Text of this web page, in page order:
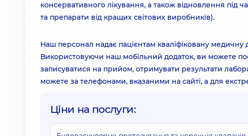
консервативного лікування, а також відновлення під
та препарати від кращих світових виробників).
Наш персонал надає пацієнтам кваліфіковану
Використовуючи наш мобільний додаток, ви можете
записуватися на прийом, отримувати результати
можете за телефонами, вказаними на сайті, а для
Ціни на послуги: